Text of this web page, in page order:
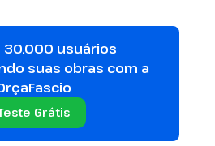
30.000 usuários
suas obras com a
Grátis